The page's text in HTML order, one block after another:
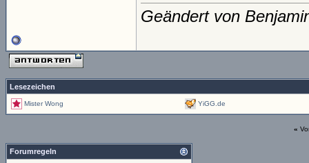
Geändert von
Lesezeichen
Mister Wong YiGG.de
«
Forumregeln